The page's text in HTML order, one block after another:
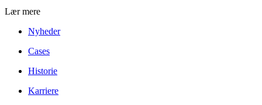
Lær mere
Nyheder
Cases
Historie
Karriere